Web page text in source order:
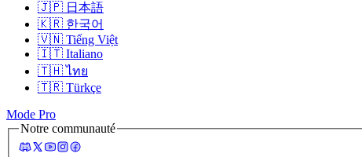
🇯🇵 日本語
🇰🇷 한국어
🇻🇳 Tiếng Việt
🇮🇹 Italiano
🇹🇭 ไทย
🇹🇷 Türkçe
Mode Pro
Notre communauté